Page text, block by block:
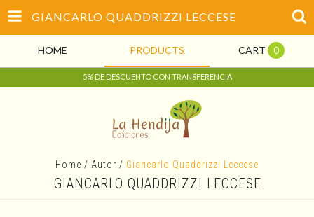
GIANCARLO QUADDRIZZI LECCESE
HOME PRODUCTS CART 0
5% DE DESCUENTO CON TRANSFERENCIA
Home / Autor / Giancarlo Quaddrizzi Leccese
GIANCARLO QUADDRIZZI LECCESE